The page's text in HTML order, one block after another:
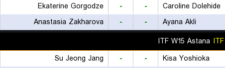
Caroline Dolehide
-
-
Ekaterine Gorgodze
Ayana Akli
-
-
Anastasia Zakharova
ITF W15 Astana
Kisa Yoshioka
-
-
Su Jeong Jang